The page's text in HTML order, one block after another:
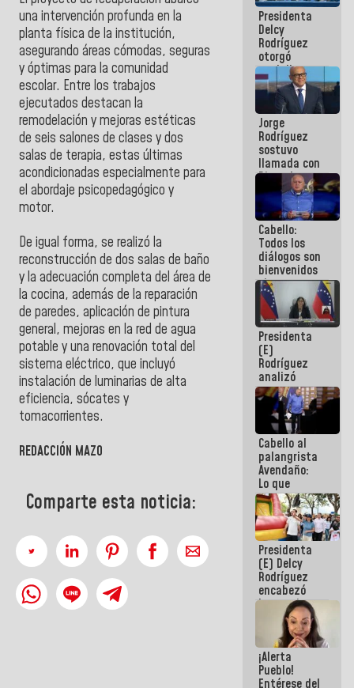
una intervención profunda en la
planta física de la institución,
asegurando áreas cómodas, seguras
y óptimas para la comunidad
escolar. Entre los trabajos
ejecutados destacan la
remodelación y mejoras estéticas
de seis salones de clases y dos
salas de terapia, estas últimas
acondicionadas especialmente para
el abordaje psicopedagógico y
motor.
De igual forma, se realizó la
reconstrucción de dos salas de baño
y la adecuación completa del área de
la cocina, además de la reparación
de paredes, aplicación de pintura
general, mejoras en la red de agua
potable y una renovación total del
sistema eléctrico, que incluyó
instalación de luminarias de alta
eficiencia, sócates y
tomacorrientes.
REDACCIÓN MAZO
Comparte esta noticia:
escombros
en La Guaira
Presidenta
Delcy
Rodríguez
otorgó
medalla
"Héroe de
Venezuela"
a servidores
públicos
Jorge
Rodríguez
sostuvo
llamada con
Dinorah
Figuera y
acuerdan
primer
encuentro
presencial
para el
diálogo
Cabello:
Todos los
diálogos son
bienvenidos
siempre que
estén en el
marco de la
Constitución
de la
República
Presidenta
(E)
Rodríguez
analizó
junto a
gobernadores
planes de
recuperación
del Sistema
Eléctrico
Nacional
Cabello al
palangrista
Avendaño:
Lo que
vayas a
escribir
hazlo hoy
por que no
sabemos si
la semana
que viene
hay
programa
Presidenta
(E) Delcy
Rodríguez
encabezó
lanzamiento
del Plan
Nacional de
Recreación
Vacacional
¡Alerta
Pueblo!
Entérese del